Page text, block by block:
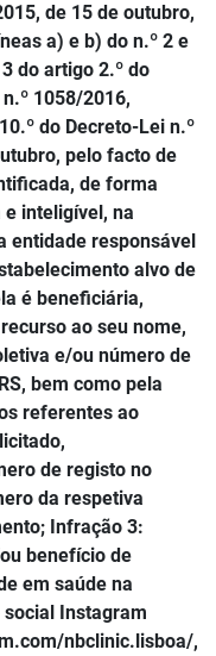
de 15 de outubro,
a) e b) do n.º 2 e
do artigo 2.º do
1058/2016,
do Decreto-Lei n.º
pelo facto de
de forma
inteligível, na
entidade responsável
alvo de
é beneficiária,
ao seu nome,
e/ou número de
bem como pela
referentes ao
de registo no
da respetiva
Infração 3:
benefício de
em saúde na
Instagram
nbclinic.lisboa/,